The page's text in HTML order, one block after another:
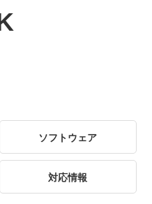
ソフトウェア
対応情報